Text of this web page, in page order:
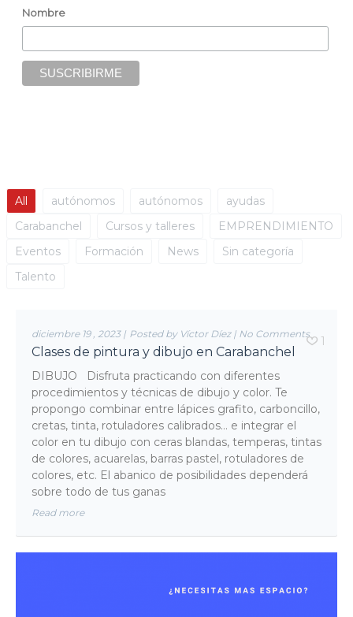
Nombre
All autónomos autónomos
ayudas
Carabanchel
Cursos y talleres
EMPRENDIMIENTO
Eventos
Formación News
Sin categoría
Talento
diciembre 19 , 2023| Posted by Víctor Díez| No Comments
Clases de pintura y dibujo en Carabanchel
DIBUJO Disfruta practicando con diferentes
procedimientos y técnicas de dibujo y color. Te
propongo combinar entre lápices grafito, carboncillo,
cretas, tinta, rotuladores calibrados… e integrar el
color en tu dibujo con ceras blandas, temperas, tintas
de colores, acuarelas, barras pastel, rotuladores de
colores, etc. El abanico de posibilidades dependerá
sobre todo de tus ganas
Read more
1